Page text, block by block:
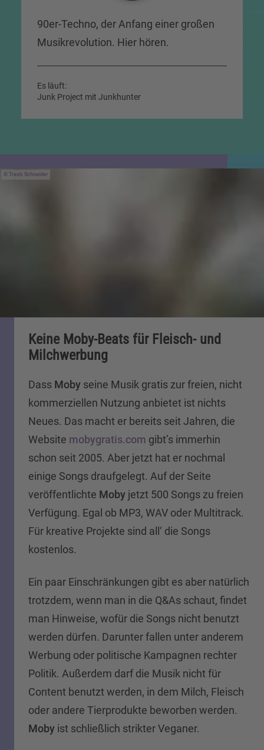
90er-Techno, der Anfang einer großen
Musikrevolution. Hier hören.
Es läuft:
Junk Project mit Junkhunter
Travis Schneider
Keine Moby-Beats für Fleisch- und
Milchwerbung
Dass Moby seine Musik gratis zur freien, nicht
kommerziellen Nutzung anbietet ist nichts
Neues. Das macht er bereits seit Jahren, die
Website mobygratis.com gibt’s immerhin
schon seit 2005. Aber jetzt hat er nochmal
einige Songs draufgelegt. Auf der Seite
veröffentlichte Moby jetzt 500 Songs zu freien
Verfügung. Egal ob MP3, WAV oder Multitrack.
Für kreative Projekte sind all‘ die Songs
kostenlos.
Ein paar Einschränkungen gibt es aber natürlich
trotzdem, wenn man in die Q&As schaut, findet
man Hinweise, wofür die Songs nicht benutzt
werden dürfen. Darunter fallen unter anderem
Werbung oder politische Kampagnen rechter
Politik. Außerdem darf die Musik nicht für
Content benutzt werden, in dem Milch, Fleisch
oder andere Tierprodukte beworben werden.
Moby ist schließlich strikter Veganer.